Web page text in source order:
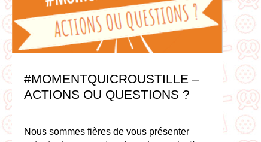
#MOMENTQUICROUSTILLE –
ACTIONS OU QUESTIONS ?
Nous sommes fières de vous présenter